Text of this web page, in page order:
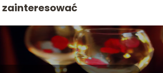
zainteresować